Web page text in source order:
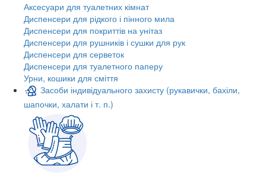
Аксесуари для туалетних кімнат
Диспенсери для рідкого і пінного мила
Диспенсери для покриттів на унітаз
Диспенсери для рушників і сушки для рук
Диспенсери для серветок
Диспенсери для туалетного паперу
Урни, кошики для сміття
Засоби індивідуального захисту (рукавички, бахіли,
шапочки, халати і т. п.)